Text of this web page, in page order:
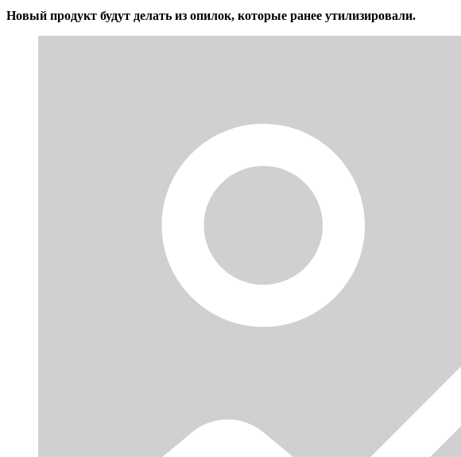
Новый продукт будут делать из опилок, которые ранее утилизировали.